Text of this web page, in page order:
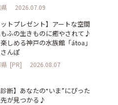
2026.07.09
ットプレゼント】アートな空間
もふの生きものに癒やされて♪
しめる神戸の水族館「átoa」
んぽ
[PR] 2026.08.07
診断】あなたの“いま”にぴった
が見つかる♪